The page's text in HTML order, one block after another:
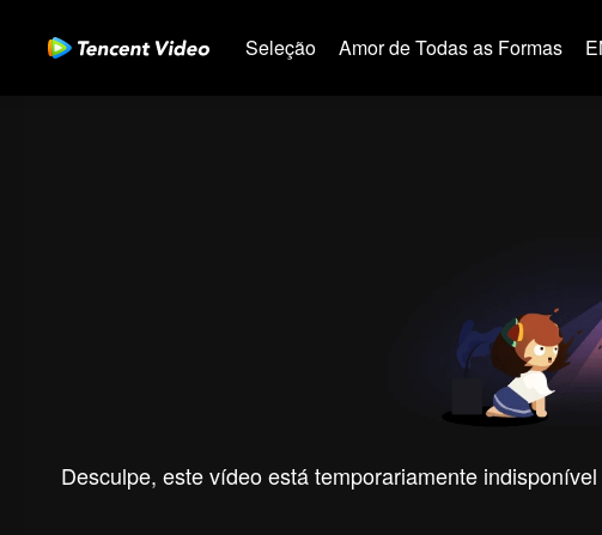
Seleção Amor de Todas as Formas
Desculpe, este vídeo está temporariamente